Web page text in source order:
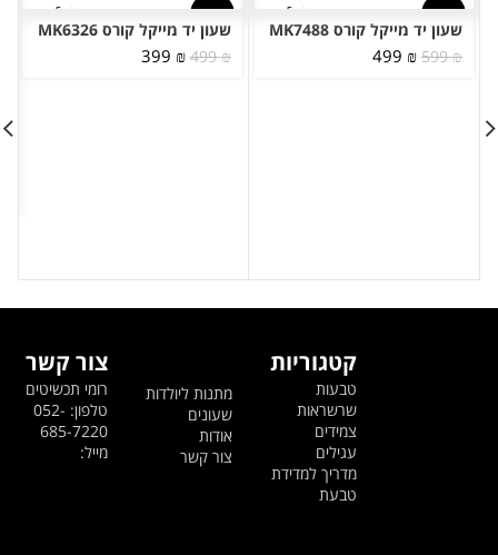
-17%
שעון יד מייקל קורס MK7488
599₪
המחיר
499 ₪
המחיר
-20%
שעון יד מייקל קורס MK6326
499₪
המחיר
399 ₪
צור קשר
רומי תכשיטים
טלפון: 052-
685-7220
מייל:
מתנות ליולדות
שעונים
אודות
צור קשר
קטגוריות
טבעות
שרשראות
צמידים
עגילים
מדריך למדידת
טבעת